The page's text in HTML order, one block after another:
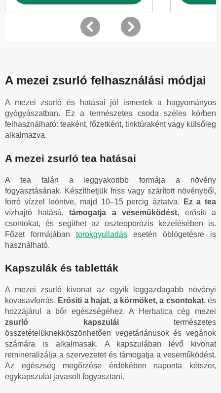
A mezei zsurló felhasználási módjai
A mezei zsurló és hatásai jól ismertek a hagyományos
gyógyászatban. Ez a természetes csoda széles körben
felhasználható: teaként, főzetként, tinktúraként vagy külsőleg
alkalmazva.
A mezei zsurló tea hatásai
A tea talán a leggyakoribb formája a növény
fogyasztásának. Készíthetjük friss vagy szárított növényből,
forró vízzel leöntve, majd 10–15 percig áztatva.
Ez a tea
vízhajtó hatású, támogatja a veseműködést, erősíti a
csontokat, és segíthet az oszteoporózis kezelésében is.
Főzet formájában torokgyulladás esetén öblögetésre is
használható.
Kapszulák és tabletták
A mezei zsurló kivonat az egyik leggazdagabb növényi
kovasavforrás. Erősíti a hajat, a körmöket, a csontokat, és
hozzájárul a bőr egészségéhez. A Herbatica cég mezei
zsurló kapszuláitermészetes
összetételüknekköszönhetően vegetáriánusok és vegánok
számára is alkalmasak. A kapszulában lévő kivonat
remineralizálja a szervezetet és támogatja a veseműködést.
Az egészség megőrzése érdekében naponta kétszer,
egykapszulát javasolt fogyasztani.